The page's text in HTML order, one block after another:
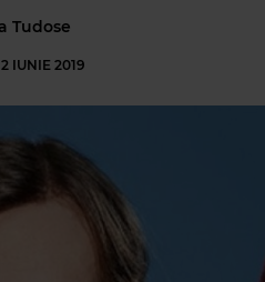
Tudose
IUNIE 2019